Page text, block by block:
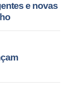
e novas